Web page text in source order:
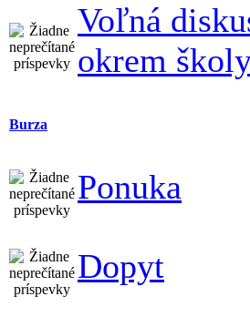
Voľná
okrem
Burza
Ponuka
Dopyt